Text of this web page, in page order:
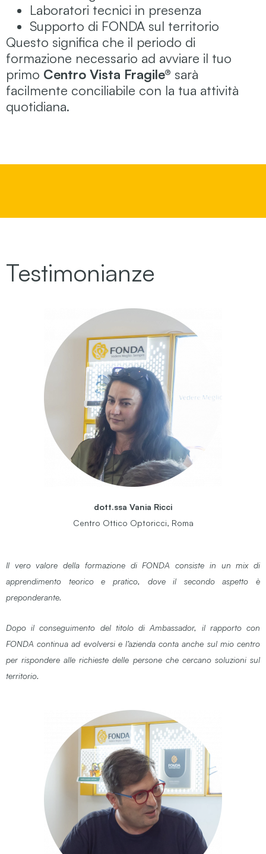
Laboratori tecnici in presenza
Supporto di FONDA sul territorio
Questo significa che il periodo di
formazione necessario ad avviare il tuo
primo Centro Vista Fragile® sarà
facilmente conciliabile con la tua attività
quotidiana.
Testimonianze
dott.ssa Vania Ricci
Centro Ottico Optoricci, Roma
Il vero valore della formazione di FONDA consiste in un mix di
apprendimento teorico e pratico, dove il secondo aspetto è
preponderante.
Dopo il conseguimento del titolo di Ambassador, il rapporto con
FONDA continua ad evolversi el’azienda conta anche sul mio centro
per rispondere alle richieste delle persone che cercano soluzioni sul
territorio.